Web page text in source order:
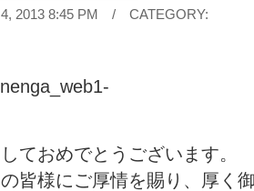
4, 2013 8:45 PM / CATEGORY:
ておめでとうございます。
皆様にご厚情を賜り、厚く